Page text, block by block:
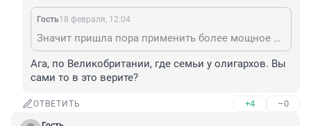
Гость18 февраля, 12:04
Значит пришла пора применить более мощное оружие.
Ага, по Великобритании, где семьи у олигархов. Вы
сами то в это верите?
ОТВЕТИТЬ +4 –0